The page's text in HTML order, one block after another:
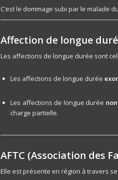
C’est le dommage subi par le malade
Affection de longue
Les affections de longue durée sont
Les affections de longue durée
Les affections de longue durée
charge partielle.
AFTC (Association des
Elle est présente en région à travers